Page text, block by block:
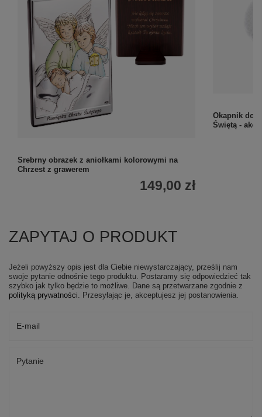
Srebrny obrazek z aniołkami kolorowymi na
Chrzest z grawerem
149,00 zł
Okapnik do
Świętą -
ZAPYTAJ O PRODUKT
Jeżeli powyższy opis jest dla Ciebie niewystarczający, prześlij nam
swoje pytanie odnośnie tego produktu. Postaramy się odpowiedzieć tak
szybko jak tylko będzie to możliwe. Dane są przetwarzane zgodnie z
polityką prywatności . Przesyłając je, akceptujesz jej postanowienia.
E-mail
Pytanie